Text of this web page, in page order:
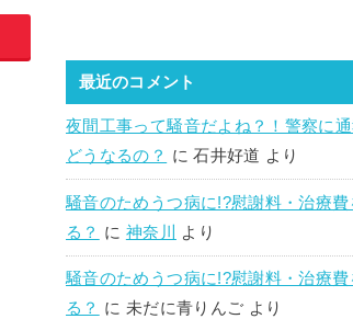
最近のコメント
夜間工事って騒音だよね？！警察に
どうなるの？
に石井好道 より
騒音のためうつ病に!?慰謝料・治療費
る？
に 神奈川 より
騒音のためうつ病に!?慰謝料・治療費
る？
に 未だに青りんご より